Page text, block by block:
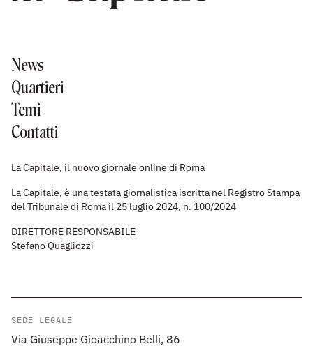
News
Quartieri
Temi
Contatti
La Capitale, il nuovo giornale online di Roma
La Capitale, è una testata giornalistica iscritta nel Registro Stampa
del Tribunale di Roma il 25 luglio 2024, n. 100/2024
DIRETTORE RESPONSABILE
Stefano Quagliozzi
SEDE LEGALE
Via Giuseppe Gioacchino Belli, 86